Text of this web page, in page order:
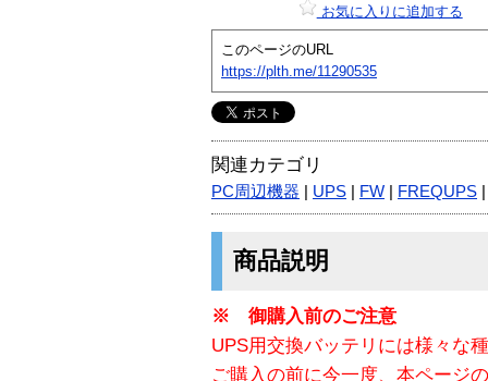
お気に入りに追加する
このページのURL
https://plth.me/11290535
関連カテゴリ
PC周辺機器 UPS FW FREQUPS
商品説明
※ 御購入前のご注意
UPS用交換バッテリには様々な
ご購入の前に今一度、本ページ